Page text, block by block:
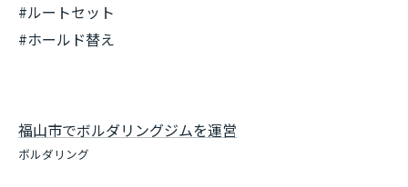
#ルートセット
#ホールド替え
福山市でボルダリングジムを運営
ボルダリング